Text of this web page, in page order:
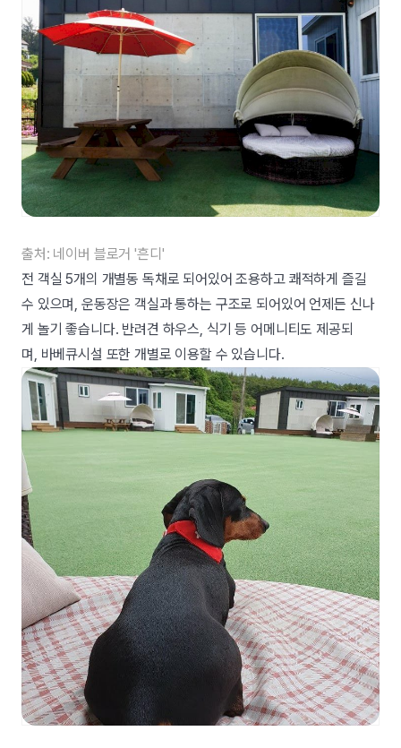
출처: 네이버 블로거 '흔디'
전 객실 5개의 개별동 독채로 되어있어 조용하고 쾌적하게 즐길
수 있으며, 운동장은 객실과 통하는 구조로 되어있어 언제든 신나
게 놀기 좋습니다. 반려견 하우스, 식기 등 어메니티도 제공되
며, 바베큐시설 또한 개별로 이용할 수 있습니다.